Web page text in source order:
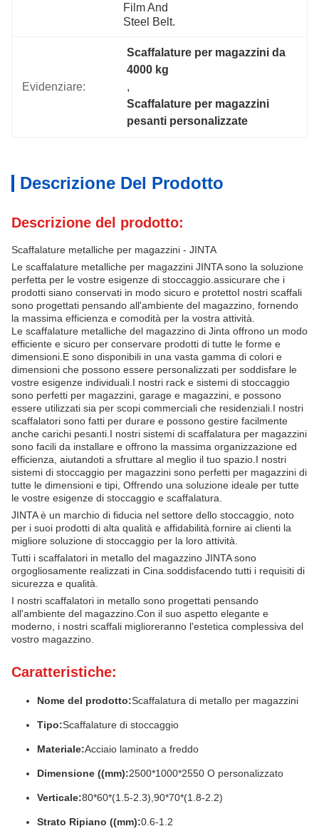
Film And
Steel Belt.
Evidenziare:
Scaffalature per magazzini da
4000 kg
,
Scaffalature per magazzini
pesanti personalizzate
Descrizione Del Prodotto
Descrizione del prodotto:
Scaffalature metalliche per magazzini - JINTA
Le scaffalature metalliche per magazzini JINTA sono la soluzione
perfetta per le vostre esigenze di stoccaggio.assicurare che i
prodotti siano conservati in modo sicuro e protettoI nostri scaffali
sono progettati pensando all'ambiente del magazzino, fornendo
la massima efficienza e comodità per la vostra attività.
Le scaffalature metalliche del magazzino di Jinta offrono un modo
efficiente e sicuro per conservare prodotti di tutte le forme e
dimensioni.E sono disponibili in una vasta gamma di colori e
dimensioni che possono essere personalizzati per soddisfare le
vostre esigenze individuali.I nostri rack e sistemi di stoccaggio
sono perfetti per magazzini, garage e magazzini, e possono
essere utilizzati sia per scopi commerciali che residenziali.I nostri
scaffalatori sono fatti per durare e possono gestire facilmente
anche carichi pesanti.I nostri sistemi di scaffalatura per magazzini
sono facili da installare e offrono la massima organizzazione ed
efficienza, aiutandoti a sfruttare al meglio il tuo spazio.I nostri
sistemi di stoccaggio per magazzini sono perfetti per magazzini di
tutte le dimensioni e tipi, Offrendo una soluzione ideale per tutte
le vostre esigenze di stoccaggio e scaffalatura.
JINTA è un marchio di fiducia nel settore dello stoccaggio, noto
per i suoi prodotti di alta qualità e affidabilità.fornire ai clienti la
migliore soluzione di stoccaggio per la loro attività.
Tutti i scaffalatori in metallo del magazzino JINTA sono
orgogliosamente realizzati in Cina.soddisfacendo tutti i requisiti di
sicurezza e qualità.
I nostri scaffalatori in metallo sono progettati pensando
all'ambiente del magazzino.Con il suo aspetto elegante e
moderno, i nostri scaffali miglioreranno l'estetica complessiva del
vostro magazzino.
Caratteristiche:
Nome del prodotto:Scaffalatura di metallo per magazzini
Tipo:Scaffalature di stoccaggio
Materiale:Acciaio laminato a freddo
Dimensione ((mm):2500*1000*2550 O personalizzato
Verticale:80*60*(1.5-2.3),90*70*(1.8-2.2)
Strato Ripiano ((mm):0.6-1.2